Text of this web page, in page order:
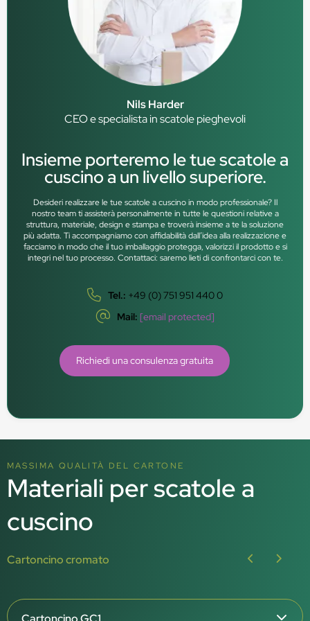
Nils Harder
CEO e specialista in scatole pieghevoli
Insieme porteremo le tue scatole a
cuscino a un livello superiore.
Desideri realizzare le tue scatole a cuscino in modo professionale? Il
nostro team ti assisterà personalmente in tutte le questioni relative a
struttura, materiale, design e stampa e troverà insieme a te la soluzione
più adatta. Ti accompagniamo con affidabilità dall’idea alla realizzazione e
facciamo in modo che il tuo imballaggio protegga, valorizzi il prodotto e si
integri nel tuo processo. Contattaci: saremo lieti di confrontarci con te.
Tel.: +49 (0) 751 951 440 0
Mail: [email protected]
Richiedi una consulenza gratuita
MASSIMA QUALITÀ DEL CARTONE
Materiali per scatole a
cuscino
Cartoncino cromato